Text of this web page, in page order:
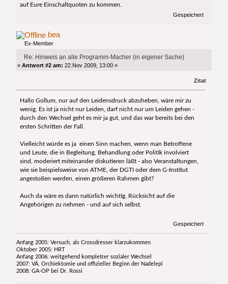
auf Eure Einschaltquoten zu kommen.
Gespeichert
bea
Ex-Member
Re: Hinweis an alle Programm-Macher (in eigener Sache)
«Antwort #2 am: 22.Nov 2009, 13:00 »
Zitat
Hallo Gollum, nur auf den Leidensdruck abzuheben, wäre mir zu
wenig. Es ist ja nicht nur Leiden, darf nicht nur um Leiden gehen -
durch den Wechsel geht es mir ja gut, und das war bereits bei den
ersten Schritten der Fall.
Vielleicht würde es ja einen Sinn machen, wenn man Betroffene
und Leute, die in Begleitung, Behandlung oder Politik involviert
sind, moderiert miteinander diskutieren läßt - also Veranstaltungen,
wie sie beispielsweise von ATME, der DGTI oder dem G-Institut
angestoßen werden, einen größeren Rahmen gibt?
Auch da wäre es dann natürlich wichtig, Rücksicht auf die
Angehörigen zu nehmen - und auf sich selbst.
Gespeichert
Anfang 2005: Versuch, als Crossdresser klarzukommen
Oktober 2005: HRT
Anfang 2006: weitgehend kompletter sozialer Wechsel
2007: VÄ, Orchiektomie und offizieller Beginn der Nadelepi
2008: GA-OP bei Dr. Rossi